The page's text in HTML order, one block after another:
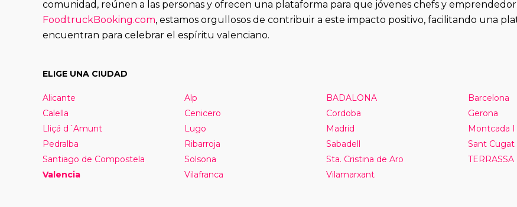
comunidad, reúnen a las personas y ofrecen una plataforma para que jóvenes chefs y
FoodtruckBooking.com, estamos orgullosos de contribuir a este impacto positivo, facilitando una
encuentran para celebrar el espíritu valenciano.
ELIGE UNA CIUDAD
Alicante Alp BADALONA Barcelona
Calella
Cenicero Cordoba Gerona
Lliçá d´Amunt
Lugo Madrid Montcada I
Pedralba
Ribarroja Sabadell Sant Cugat
Santiago de Compostela
Solsona Sta. Cristina de Aro TERRASSA
Valencia
Vilafranca Vilamarxant